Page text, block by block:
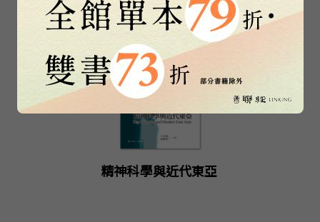
精神科學與近代東亞